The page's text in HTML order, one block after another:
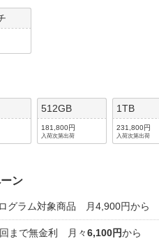
512GB
181,800円
入荷次第出荷
1TB
231,800円
入荷次第出荷
ン
グラム対象商品 月4,900円から
まで無金利 月々6,100円から